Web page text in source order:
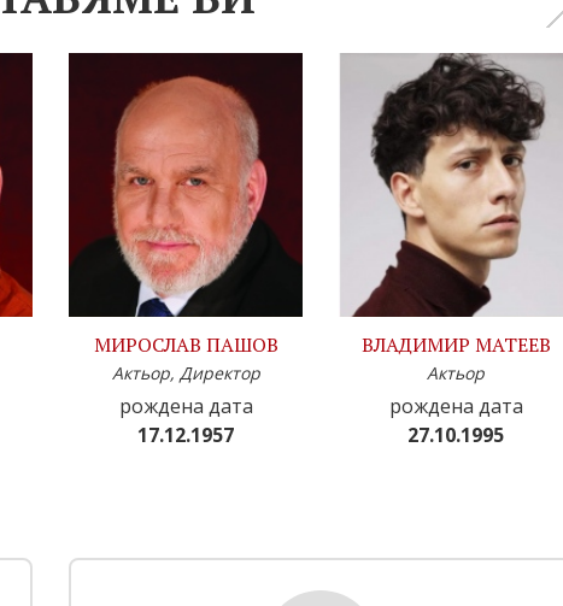
МИРОСЛАВ ПАШОВ
Актьор, Директор
рождена дата
17.12.1957
ВЛАДИМИР МАТЕЕВ
Актьор
рождена дата
27.10.1995